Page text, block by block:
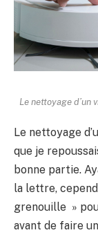
Le nettoyage d’un
Le nettoyage
que je
bonne partie.
la lettre,
grenouille »
avant de faire